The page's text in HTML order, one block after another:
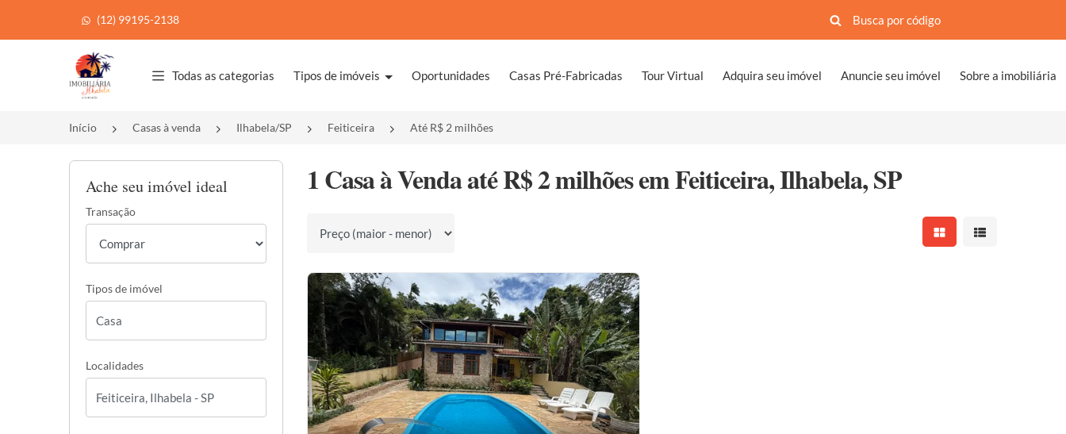
(12) 99195-2138
Página inicial
Todas as categorias Tipos de imóveis Oportunidades Casas Pré-Fabricadas Tour Virtual Adquira seu imóvel Anuncie seu imóvel Sobre a imobiliária
Início Casas à venda Ilhabela/SP Feiticeira Até R$ 2 milhões
Ache seu imóvel ideal
Transação
Tipos de imóvel
Localidades
1 Casa à Venda até R$ 2 milhões em Feiticeira, Ilhabela, SP
Ordenar por Mostrar resultados em
Mostrar